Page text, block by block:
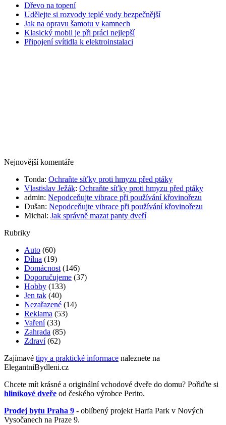
Dřevo na topení
Udělejte si rozvody teplé vody bezpečnější
Jak na opravu šamotu v kamnech
Klasický mobil je při práci nejlepší
Připojení svítidla k elektroinstalaci
Nejnovější komentáře
Tonda: Ochraňte síťky proti hmyzu před ptáky
Vlastislav Ježák: Ochraňte síťky proti hmyzu před ptáky
admin: Nepodceňujte vibrace při používání křovinořezu
Dušan: Nepodceňujte vibrace při používání křovinořezu
Michal: Jak správně mazat panty dveří
Rubriky
Auto (60)
Dílna (19)
Domácnost (146)
Doporučujeme (37)
Hobby (133)
Jen tak (40)
Nezařazené (14)
Reklama (53)
Vaření(33)
Zahrada (85)
Zdraví(62)
Zajímavé tipy a praktické informace naleznete na
ElegantniBydleni.cz
Chcete mít krásné a originální vchodové dveře do domu? Pořiďte si
hliníkové dveře od českého výrobce Perito.
Prodej bytu Praha 9 - oblíbený projekt Harfa Park v Nových
Vysočanech na Praze 9.